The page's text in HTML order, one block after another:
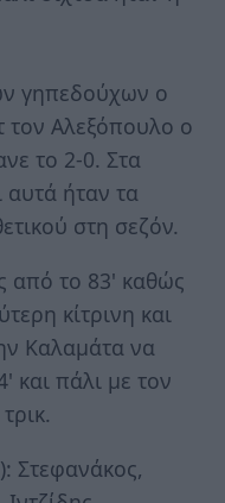
γηπεδούχων ο
τον Αλεξόπουλο ο
το 2-0. Στα
αυτά ήταν τα
στη σεζόν.
από το 83' καθώς
κίτρινη και
Καλαμάτα να
και πάλι με τον
Στεφανάκος,